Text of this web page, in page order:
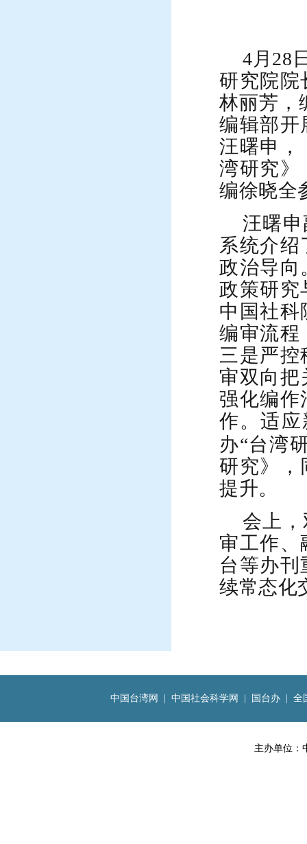
4月28
研究院院
林丽芳，
编辑部开
汪曙申，
湾研究》
编徐晓全
汪曙
系统介
政治导向
政策研究
中国社科
编审流程
三是严控
审双向把
强化编作
作。适
办“台湾
研究》，
提升。
会上
审工作、
台等办
续常态化
中国台湾网 中国社会科学网 国台办 全
主办单位：